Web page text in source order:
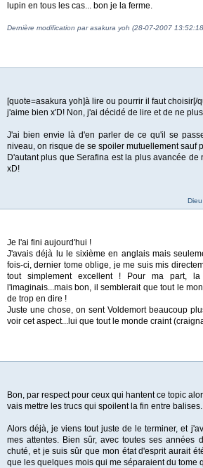
lupin en tous les cas... bon je la ferme.
Dernière modification par asakura yoh (28-07-2007
[quote=asakura yoh]à lire ou pourrir il faut choisir[/
j'aime bien x'D! Non, j'ai décidé de lire et de ne
J'ai bien envie là d'en parler de ce qu'il se
niveau, on risque de se spoiler mutuellement sauf
D'autant plus que Serafina est la plus avancée
xD!
Je l'ai fini aujourd'hui !
J'avais déjà lu le sixième en anglais mais
fois-ci, dernier tome oblige, je me suis mis
tout simplement excellent ! Pour ma part,
l'imaginais...mais bon, il semblerait que tout le
de trop en dire !
Juste une chose, on sent Voldemort beaucoup
voir cet aspect...lui que tout le monde craint
Bon, par respect pour ceux qui hantent ce topic
vais mettre les trucs qui spoilent la fin entre balises.
Alors déjà, je viens tout juste de le terminer, et
mes attentes. Bien sûr, avec toutes ses
chuté, et je suis sûr que mon état d'esprit aurait
que les quelques mois qui me séparaient du tome